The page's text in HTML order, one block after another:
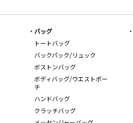
バッグ
トートバッグ
バックパック/リュック
ボストンバッグ
ボディバッグ/ウエストポー
チ
ハンドバッグ
クラッチバッグ